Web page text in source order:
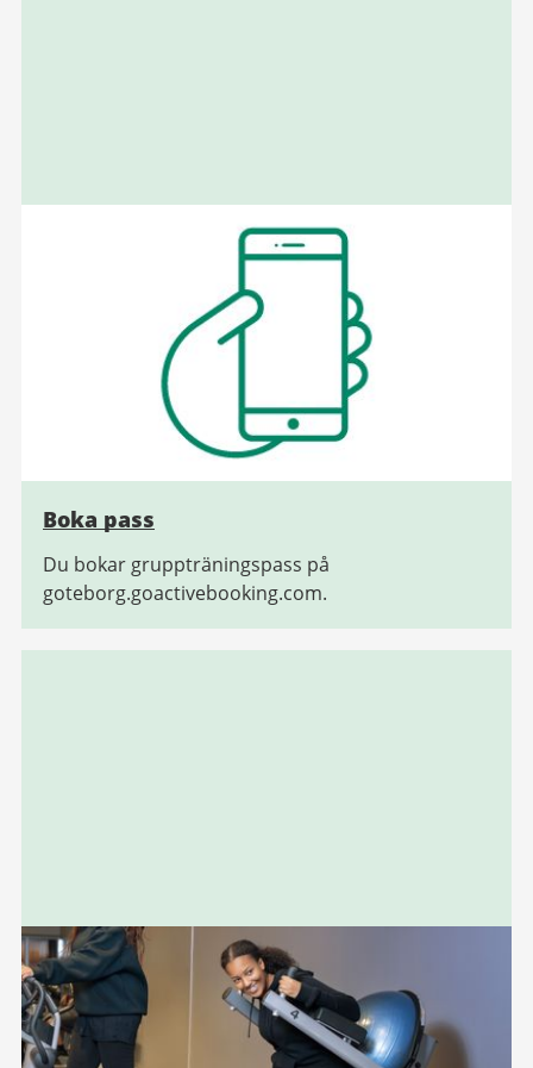
Boka pass
Du bokar gruppträningspass på
goteborg.goactivebooking.com.